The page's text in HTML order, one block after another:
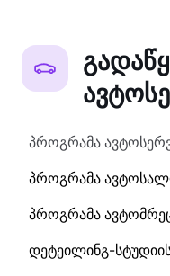
პროგრამა
პროგრამა
პროგრამა
დეტეილინგ-